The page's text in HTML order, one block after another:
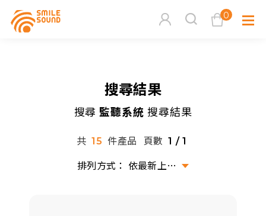
0
請選擇商品分類
搜尋結果
搜尋 監聽系統 搜尋結果
共 15 件產品 頁數 1 / 1
依最新上架排序